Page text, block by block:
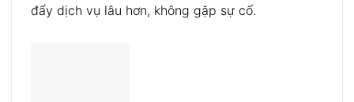
đẩy dịch vụ lâu hơn, không gặp sự cố.